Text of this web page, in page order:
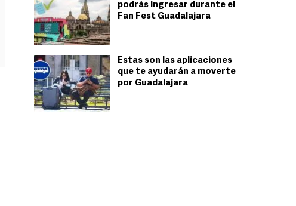
podrás ingresar durante el
Fan Fest Guadalajara
Estas son las aplicaciones
que te ayudarán a moverte
por Guadalajara